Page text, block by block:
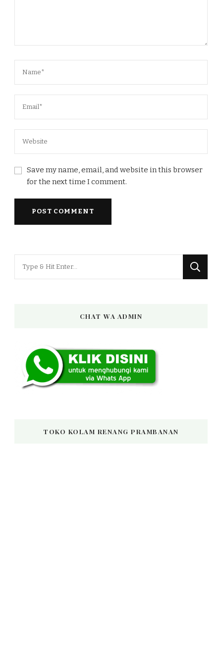
Save my name, email, and website in this browser
for the next time I comment.
CHAT WA ADMIN
TOKO KOLAM RENANG PRAMBANAN